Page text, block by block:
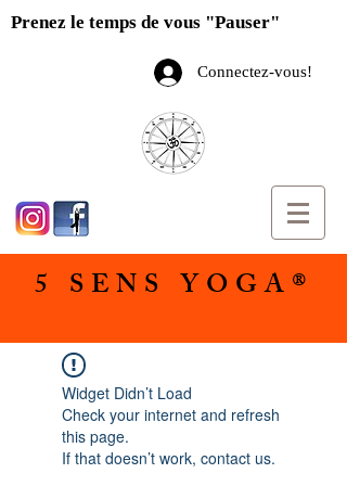
Prenez le temps de vous "Pauser"
Connectez-vous!
5 SENS YOGA®
Widget Didn’t Load
Check your internet and refresh
this page.
If that doesn’t work, contact us.